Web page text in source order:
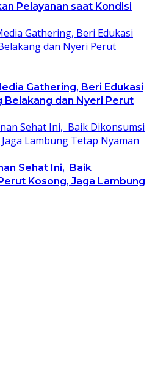
Pelayanan saat Kondisi
Gathering, Beri Edukasi
Belakang dan Nyeri Perut
Sehat Ini, Baik
Kosong, Jaga Lambung